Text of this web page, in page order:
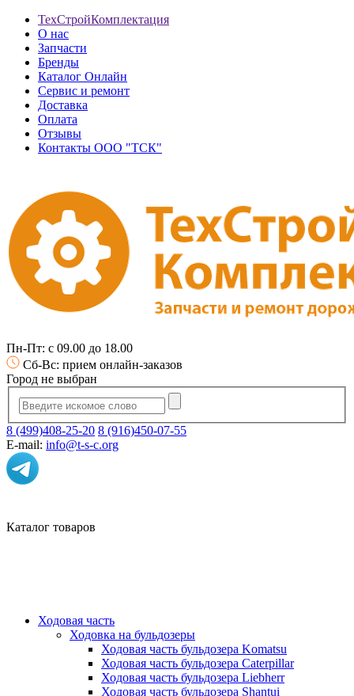
ТехСтройКомплектация
О нас
Запчасти
Бренды
Каталог Онлайн
Сервис и ремонт
Доставка
Оплата
Отзывы
Контакты ООО "ТСК"
Пн-Пт: с 09.00 до 18.00
Сб-Вс: прием онлайн-заказов
Город не выбран
8 (499)408-25-20 8 (916)450-07-55
E-mail: info@t-s-c.org
Каталог товаров
Ходовая часть
Ходовка на бульдозеры
Ходовая часть бульдозера Komatsu
Ходовая часть бульдозера Caterpillar
Ходовая часть бульдозера Liebherr
Ходовая часть бульдозера Shantui